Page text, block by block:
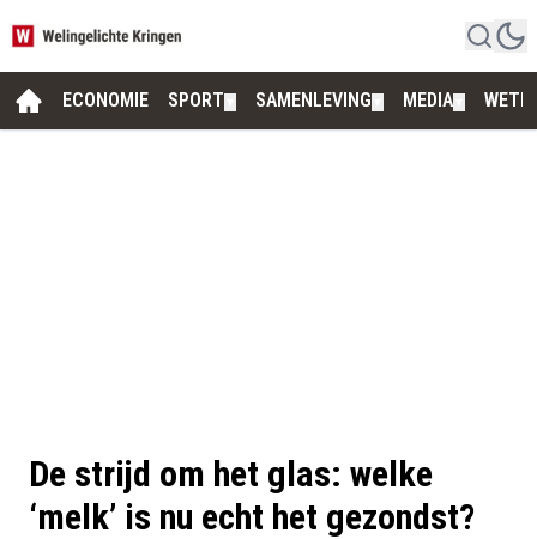
ECONOMIE SPORT SAMENLEVING MEDIA
De strijd om het glas: welke
‘melk’ is nu echt het gezondst?